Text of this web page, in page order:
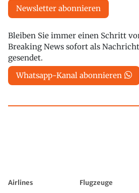
Newsletter abonnieren
Bleiben Sie immer einen Schritt
Breaking News sofort als
gesendet.
Whatsapp-Kanal abonnieren
Airlines Flugzeuge